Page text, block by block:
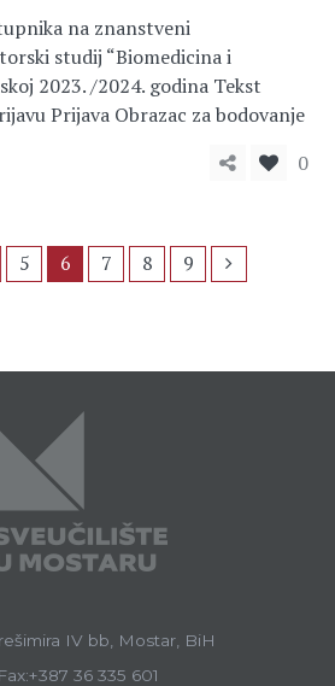
na znanstveni
studij “Biomedicina i
2023. /2024. godina Tekst
Prijava Obrazac za bodovanje
0
5 6 7 8 9
IV bb, Mostar, BiH
36 335 601